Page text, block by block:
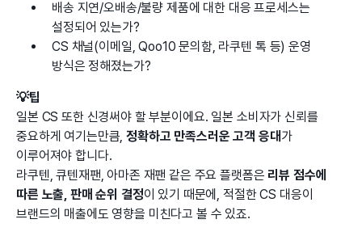
배송 지연/오배송/불량 제품에 대한 대응 프로세스는
설정되어 있는가?
CS 채널(이메일, Qoo10 문의함, 라쿠텐 톡 등) 운영
방식은 정해졌는가?
💡팁
일본 CS 또한 신경써야 할 부분이에요. 일본 소비자가 신뢰를
중요하게 여기는만큼,정확하고 만족스러운 고객 응대가
이루어져야 합니다.
라쿠텐, 큐텐재팬, 아마존 재팬 같은 주요 플랫폼은 리뷰 점수에
따른 노출, 판매 순위 결정이 있기 때문에, 적절한 CS 대응이
브랜드의 매출에도 영향을 미친다고 볼 수 있죠.